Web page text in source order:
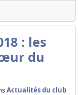
: les
du
Actualités du club